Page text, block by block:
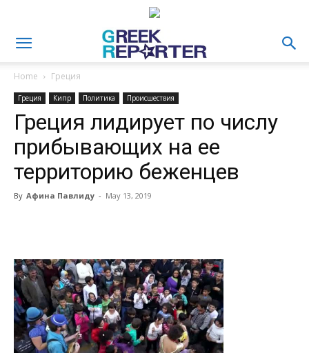
Home Греция
Греция Кипр Политика Происшествия
Греция лидирует по числу
прибывающих на ее
территорию беженцев
By Афина Павлиду - May 13, 2019